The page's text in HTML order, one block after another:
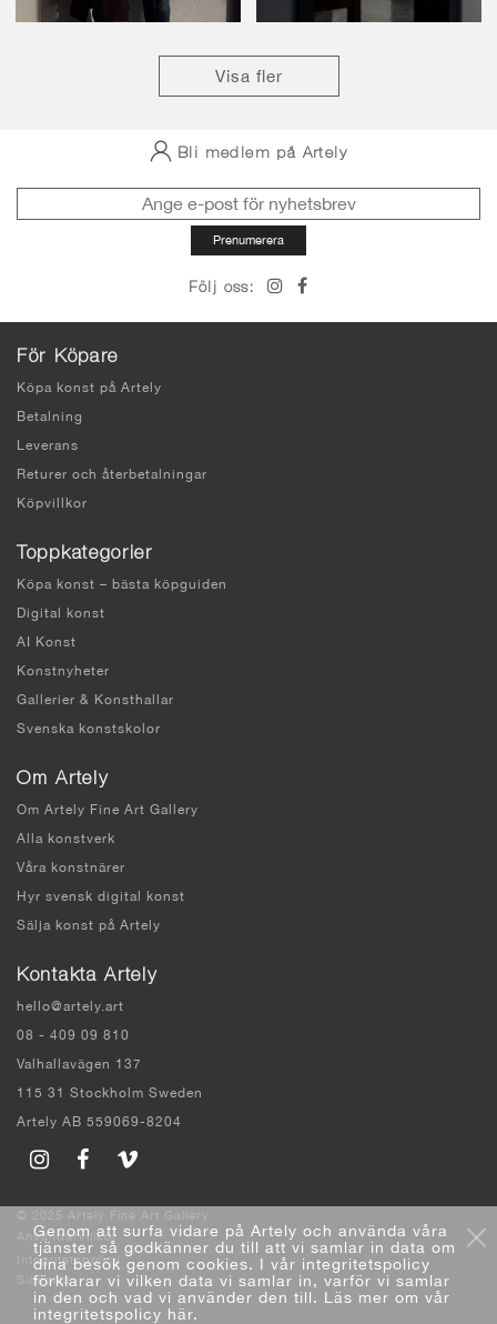
Visa fler
Bli medlem på Artely
Följ oss:
För Köpare
Köpa konst på Artely
Betalning
Leverans
Returer och återbetalningar
Köpvillkor
Toppkategorier
Köpa konst – bästa köpguiden
Digital konst
AI Konst
Konstnyheter
Gallerier & Konsthallar
Svenska konstskolor
Om Artely
Om Artely Fine Art Gallery
Alla konstverk
Våra konstnärer
Hyr svensk digital konst
Sälja konst på Artely
Kontakta Artely
hello@artely.art
08 - 409 09 810
Valhallavägen 137
115 31 Stockholm Sweden
Artely AB 559069-8204
© 2025 Artely Fine Art Gallery
Användarvillkor
Integritetspolicy
Sidkarta
Genom att surfa vidare på Artely och använda våra
tjänster så godkänner du till att vi samlar in data om
dina besök genom cookies. I vår integritetspolicy
förklarar vi vilken data vi samlar in, varför vi samlar
in den och vad vi använder den till. Läs mer om vår
integritetspolicy här.